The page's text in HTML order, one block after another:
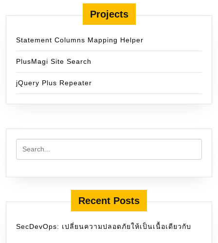
Projects
Statement Columns Mapping Helper
PlusMagi Site Search
jQuery Plus Repeater
Recent Posts
SecDevOps: เปลี่ยนความปลอดภัยให้เป็นเนื้อเดียวกับ